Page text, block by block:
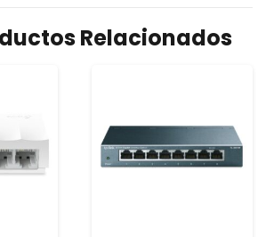
Relacionados